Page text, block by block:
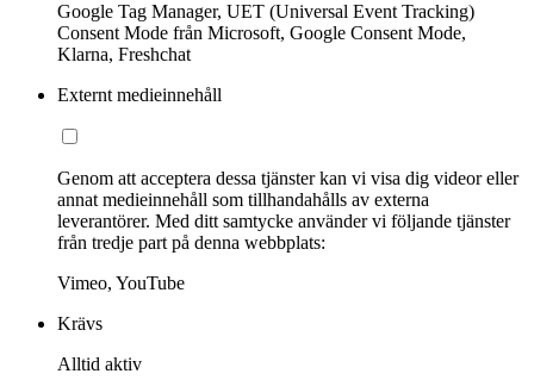
Google Tag Manager, UET (Universal Event Tracking)
Consent Mode från Microsoft, Google Consent Mode,
Klarna, Freshchat
Externt medieinnehåll
Genom att acceptera dessa tjänster kan vi visa dig videor eller
annat medieinnehåll som tillhandahålls av externa
leverantörer. Med ditt samtycke använder vi följande tjänster
från tredje part på denna webbplats:
Vimeo, YouTube
Krävs
Alltid aktiv